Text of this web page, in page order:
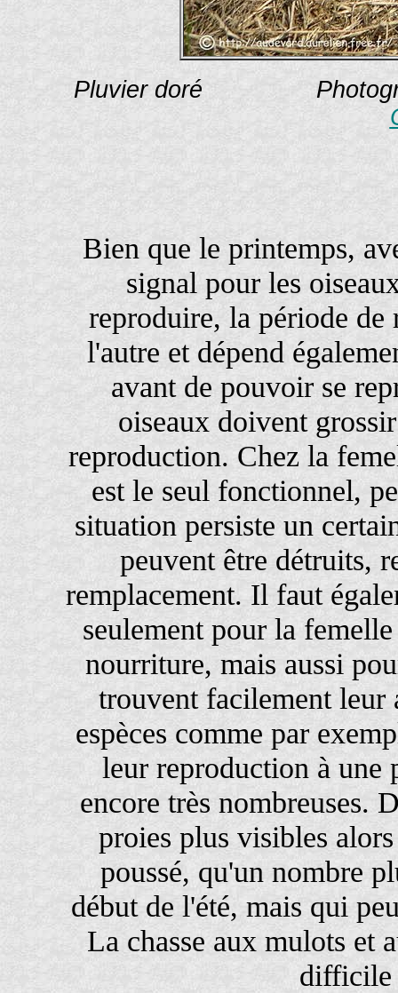
Pluvier doré
Bien que le printemps,
signal pour les
reproduire, la période de
l'autre et dépend
avant de pouvoir se
oiseaux doivent
reproduction. Chez la
est le seul fonctionnel,
situation persiste un
peuvent être détruits,
remplacement. Il faut
seulement pour la
nourriture, mais aussi
trouvent facilement leur
espèces comme par
leur reproduction à une
encore très nombreuses.
proies plus visibles
poussé, qu'un nombre
début de l'été, mais qui
La chasse aux mulots et
difficile